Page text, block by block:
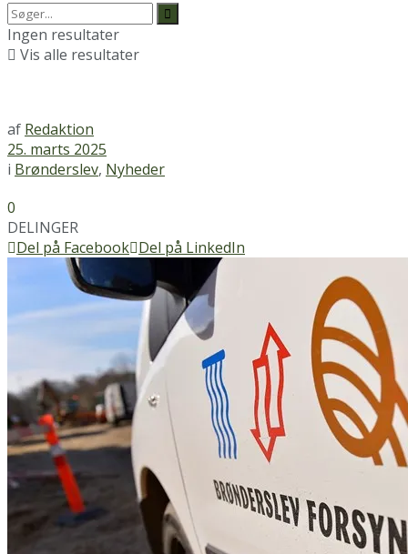
Ingen resultater
Vis alle resultater
af Redaktion
25. marts 2025
i Brønderslev, Nyheder
0
DELINGER
Del på Facebook Del på LinkedIn